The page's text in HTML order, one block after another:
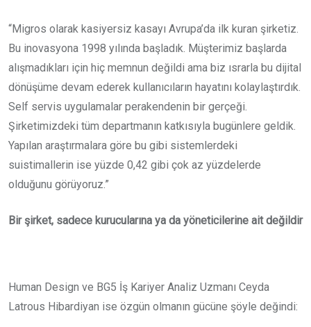
“Migros olarak kasiyersiz kasayı Avrupa’da ilk kuran şirketiz.
Bu inovasyona 1998 yılında başladık. Müşterimiz başlarda
alışmadıkları için hiç memnun değildi ama biz ısrarla bu dijital
dönüşüme devam ederek kullanıcıların hayatını kolaylaştırdık.
Self servis uygulamalar perakendenin bir gerçeği.
Şirketimizdeki tüm departmanın katkısıyla bugünlere geldik.
Yapılan araştırmalara göre bu gibi sistemlerdeki
suistimallerin ise yüzde 0,42 gibi çok az yüzdelerde
olduğunu görüyoruz.”
Bir şirket, sadece kurucularına ya da yöneticilerine ait değildir
Human Design ve BG5 İş Kariyer Analiz Uzmanı Ceyda
Latrous Hibardiyan ise özgün olmanın gücüne şöyle değindi: